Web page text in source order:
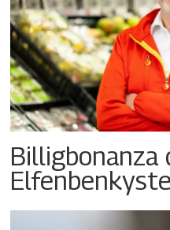
Billigbonanza